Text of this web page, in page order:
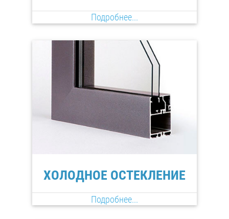
Подробнее...
ХОЛОДНОЕ ОСТЕКЛЕНИЕ
Подробнее...